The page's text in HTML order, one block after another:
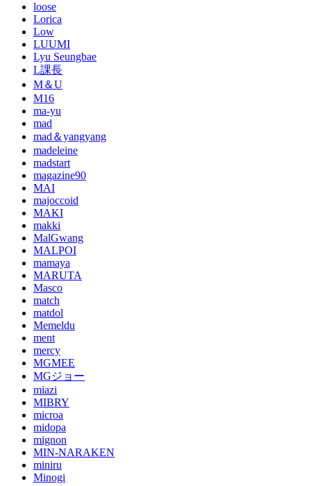
loose
Lorica
Low
LUUMI
Lyu Seungbae
L課長
M＆U
M16
ma-yu
mad
mad＆yangyang
madeleine
madstart
magazine90
MAI
majoccoid
MAKI
makki
MalGwang
MALPOI
mamaya
MARUTA
Masco
match
matdol
Memeldu
ment
mercy
MGMEE
MGジョー
miazi
MIBRY
microa
midopa
mignon
MIN-NARAKEN
miniru
Minogi